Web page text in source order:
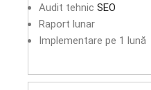
Audit tehnic SEO
Raport lunar
Implementare pe 1 lună